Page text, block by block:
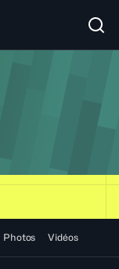
Photos Vidéos